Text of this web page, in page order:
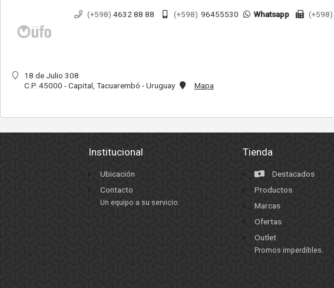
(+598) 4632 88 88 (+598) 96455530 Whatsapp (+598)
18 de Julio 308
C.P. 45000 - Capital, Tacuarembó - Uruguay
Mapa
Institucional
Ubicación
Contacto
Un equipo a su servicio.
Tienda
Destacados
Productos
Marcas
Ofertas
Outlet
Promos imperdibles.